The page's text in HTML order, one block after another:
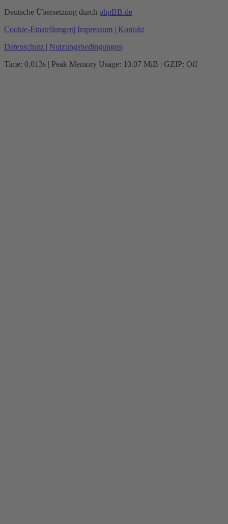
Deutsche Übersetzung durch phpBB.de
Cookie-Einstellungen| Impressum | Kontakt
Datenschutz | Nutzungsbedingungen
Time: 0.013s | Peak Memory Usage: 10.07 MiB | GZIP: Off